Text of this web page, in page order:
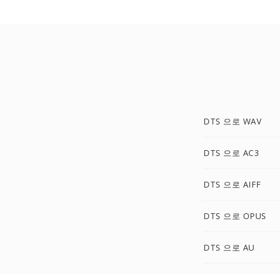
DTS 으로 WAV
DTS 으로 AC3
DTS 으로 AIFF
DTS 으로 OPUS
DTS 으로 AU